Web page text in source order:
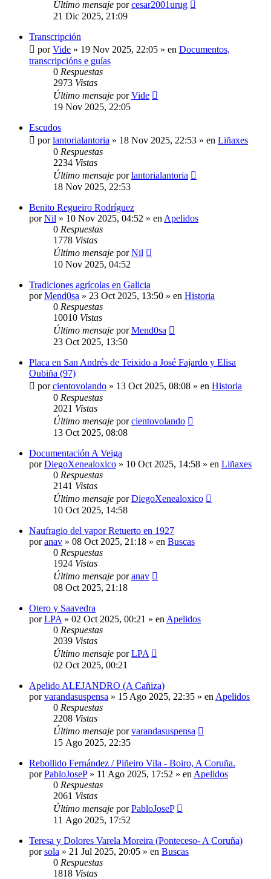
Último mensaje porcesar2001urug
21 Dic 2025, 21:09
Transcripción
porVide » 19 Nov 2025, 22:05 » en Documentos,
transcripcións e guías
0 Respuestas
2973 Vistas
Último mensaje porVide
19 Nov 2025, 22:05
Escudos
porlantorialantoria » 18 Nov 2025, 22:53 » en Liñaxes
0 Respuestas
2234 Vistas
Último mensaje porlantorialantoria
18 Nov 2025, 22:53
Benito Regueiro Rodríguez
porNil » 10 Nov 2025, 04:52 » en Apelidos
0 Respuestas
1778 Vistas
Último mensaje porNil
10 Nov 2025, 04:52
Tradiciones agrícolas en Galicia
porMend0sa » 23 Oct 2025, 13:50 » en Historia
0 Respuestas
10010 Vistas
Último mensaje porMend0sa
23 Oct 2025, 13:50
Placa en San Andrés de Teixido a José Fajardo y Elisa
Oubiña (97)
porcientovolando » 13 Oct 2025, 08:08 » en Historia
0 Respuestas
2021 Vistas
Último mensaje porcientovolando
13 Oct 2025, 08:08
Documentación A Veiga
porDiegoXenealoxico » 10 Oct 2025, 14:58 » en Liñaxes
0 Respuestas
2141 Vistas
Último mensaje porDiegoXenealoxico
10 Oct 2025, 14:58
Naufragio del vapor Retuerto en 1927
poranav » 08 Oct 2025, 21:18 » en Buscas
0 Respuestas
1924 Vistas
Último mensaje poranav
08 Oct 2025, 21:18
Otero y Saavedra
porLPA » 02 Oct 2025, 00:21 » en Apelidos
0 Respuestas
2039 Vistas
Último mensaje porLPA
02 Oct 2025, 00:21
Apelido ALEJANDRO (A Cañiza)
porvarandasuspensa » 15 Ago 2025, 22:35 » en Apelidos
0 Respuestas
2208 Vistas
Último mensaje porvarandasuspensa
15 Ago 2025, 22:35
Rebollido Fernández / Piñeiro Vila - Boiro, A Coruña.
porPabloJoseP» 11 Ago 2025, 17:52 » en Apelidos
0 Respuestas
2061 Vistas
Último mensaje porPabloJoseP
11 Ago 2025, 17:52
Teresa y Dolores Varela Moreira (Ponteceso- A Coruña)
porsola » 21 Jul 2025, 20:05 » en Buscas
0 Respuestas
1818 Vistas